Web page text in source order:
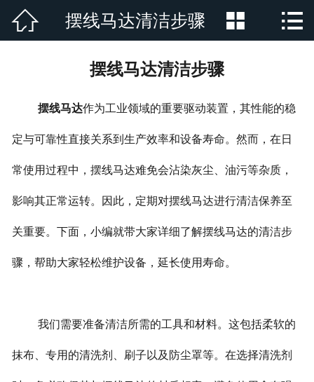
 网站首页
荣誉资质
行业新闻
在线留言
 摆线马达清洁步骤  
摆线马达清洁步骤
摆线马达作为工业领域的重要驱动装置，其性能的稳
定与可靠性直接关系到生产效率和设备寿命。然而，在日
常使用过程中，摆线马达难免会沾染灰尘、油污等杂质，
影响其正常运转。因此，定期对摆线马达进行清洁保养至
关重要。下面，小编就带大家详细了解摆线马达的清洁步
骤，帮助大家轻松维护设备，延长使用寿命。
我们需要准备清洁所需的工具和材料。这包括柔软的
抹布、专用的清洗剂、刷子以及防尘罩等。在选择清洗剂